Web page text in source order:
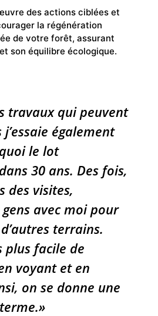
des actions ciblées et
la régénération
de votre forêt, assurant
son équilibre écologique.
travaux qui peuvent
également
le lot
30 ans. Des fois,
des visites,
gens avec moi pour
terrains.
plus facile de
voyant et en
on se donne une